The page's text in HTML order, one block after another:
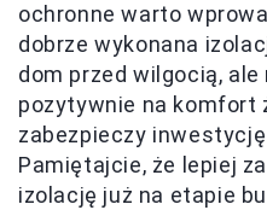
ochronne warto
dobrze wykonana
dom przed wilgocią, ale
pozytywnie na komfort
zabezpieczy inwestycję
Pamiętajcie, że lepiej
izolację już na etapie